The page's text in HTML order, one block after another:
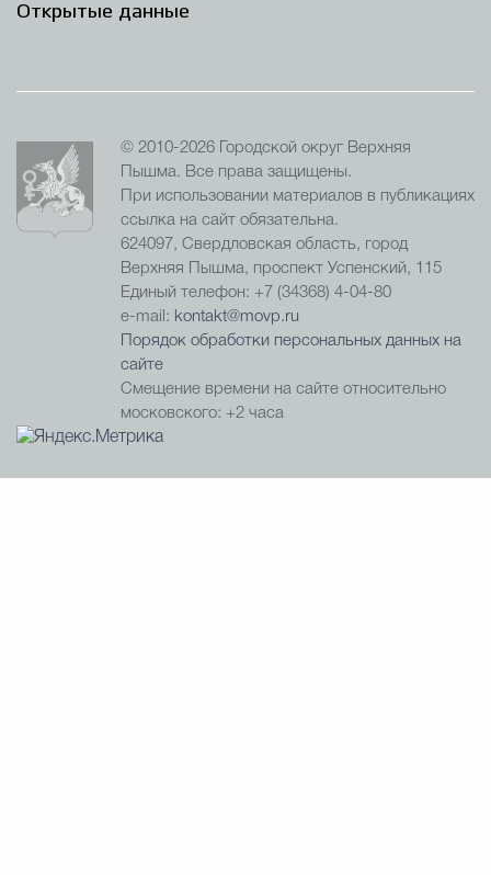
Открытые данные
© 2010-2026 Городской округ Верхняя
Пышма. Все права защищены.
При использовании материалов в публикациях
ссылка на сайт обязательна.
624097, Свердловская область, город
Верхняя Пышма, проспект Успенский, 115
Единый телефон: +7 (34368) 4-04-80
e-mail: kontakt@movp.ru
Порядок обработки персональных данных на
сайте
Смещение времени на сайте относительно
московского: +2 часа